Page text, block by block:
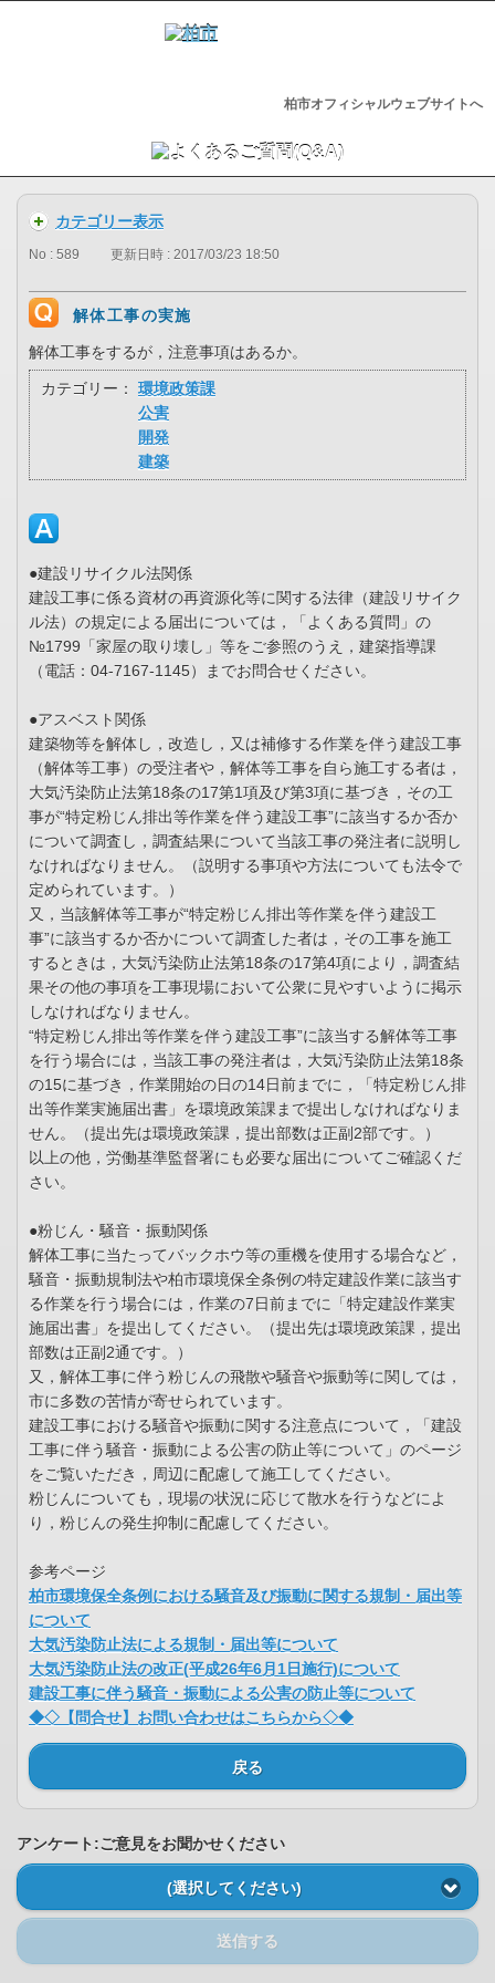
柏市オフィシャルウェブサイトへ
カテゴリー表示
No : 589 更新日時 : 2017/03/23 18:50
解体工事の実施
解体工事をするが，注意事項はあるか。
カテゴリー：
環境政策課
公害
開発
建築
●建設リサイクル法関係
建設工事に係る資材の再資源化等に関する法律（建設リサイク
ル法）の規定による届出については，「よくある質問」の
№1799「家屋の取り壊し」等をご参照のうえ，建築指導課
（電話：04-7167-1145）までお問合せください。
●アスベスト関係
建築物等を解体し，改造し，又は補修する作業を伴う建設工事
（解体等工事）の受注者や，解体等工事を自ら施工する者は，
大気汚染防止法第18条の17第1項及び第3項に基づき，その工
事が“特定粉じん排出等作業を伴う建設工事”に該当するか否か
について調査し，調査結果について当該工事の発注者に説明し
なければなりません。（説明する事項や方法についても法令で
定められています。）
又，当該解体等工事が“特定粉じん排出等作業を伴う建設工
事”に該当するか否かについて調査した者は，その工事を施工
するときは，大気汚染防止法第18条の17第4項により，調査結
果その他の事項を工事現場において公衆に見やすいように掲示
しなければなりません。
“特定粉じん排出等作業を伴う建設工事”に該当する解体等工事
を行う場合には，当該工事の発注者は，大気汚染防止法第18条
の15に基づき，作業開始の日の14日前までに，「特定粉じん排
出等作業実施届出書」を環境政策課まで提出しなければなりま
せん。（提出先は環境政策課，提出部数は正副2部です。）
以上の他，労働基準監督署にも必要な届出についてご確認くだ
さい。
●粉じん・騒音・振動関係
解体工事に当たってバックホウ等の重機を使用する場合など，
騒音・振動規制法や柏市環境保全条例の特定建設作業に該当す
る作業を行う場合には，作業の7日前までに「特定建設作業実
施届出書」を提出してください。（提出先は環境政策課，提出
部数は正副2通です。）
又，解体工事に伴う粉じんの飛散や騒音や振動等に関しては，
市に多数の苦情が寄せられています。
建設工事における騒音や振動に関する注意点について，「建設
工事に伴う騒音・振動による公害の防止等について」のページ
をご覧いただき，周辺に配慮して施工してください。
粉じんについても，現場の状況に応じて散水を行うなどによ
り，粉じんの発生抑制に配慮してください。
参考ページ
柏市環境保全条例における騒音及び振動に関する規制・届出等
について
大気汚染防止法による規制・届出等について
大気汚染防止法の改正(平成26年6月1日施行)について
建設工事に伴う騒音・振動による公害の防止等について
◆◇【問合せ】お問い合わせはこちらから◇◆
戻る
アンケート:ご意見をお聞かせください
(選択してください)
送信する